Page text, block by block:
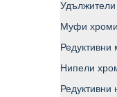
Муфи
Нипели